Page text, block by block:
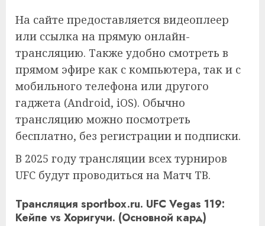
На сайте предоставляется видеоплеер
или ссылка на прямую онлайн-
трансляцию. Также удобно смотреть в
прямом эфире как с компьютера, так и с
мобильного телефона или другого
гаджета (Android, iOS). Обычно
трансляцию можно посмотреть
бесплатно, без регистрации и подписки.
В 2025 году трансляции всех турниров
UFC будут проводиться на Матч ТВ.
Трансляция sportbox.ru. UFC Vegas 119:
Кейпе vs Хоригучи. (Основной кард)